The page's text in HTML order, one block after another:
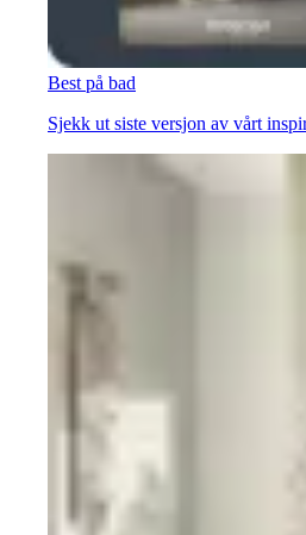
Best på bad
Sjekk ut siste versjon av vårt